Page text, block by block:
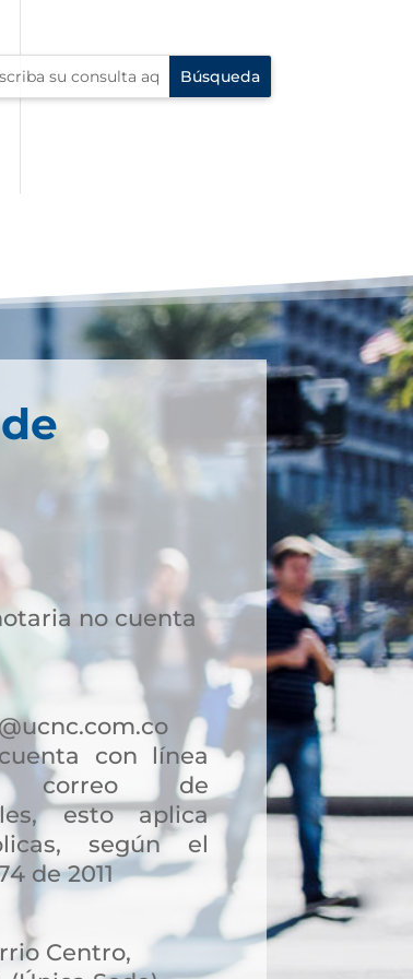
no cuenta
con línea
correo de
esto aplica
según el
de 2011
Centro,